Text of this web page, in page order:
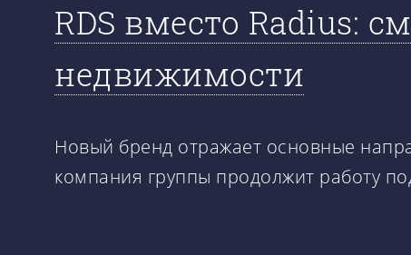
RDS вместо Radius:
недвижимости
Новый бренд отражает основные
компания группы продолжит работу